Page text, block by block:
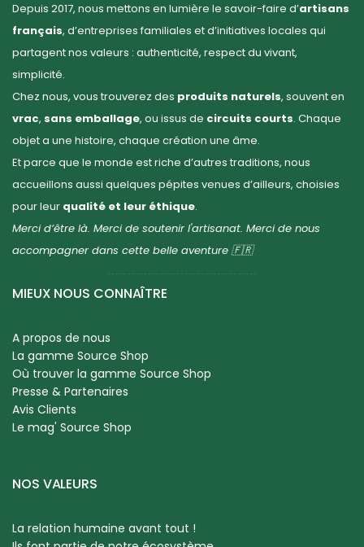
Depuis 2017, nous mettons en lumière le savoir-faire d’artisans
français, d’entreprises familiales et d’initiatives locales qui
partagent nos valeurs : authenticité, respect du vivant,
simplicité.
Chez nous, vous trouverez des produits naturels, souvent en
vrac, sans emballage, ou issus de circuits courts. Chaque
objet a une histoire, chaque création une âme.
Et parce que le monde est riche d’autres traditions, nous
accueillons aussi quelques pépites venues d’ailleurs, choisies
pour leur qualité et leur éthique.
Merci d’être là. Merci de soutenir l'artisanat. Merci de nous
accompagner dans cette belle aventure 🇫🇷
MIEUX NOUS CONNAÎTRE
A propos de nous
La gamme Source Shop
Où trouver la gamme Source Shop
Presse & Partenaires
Avis Clients
Le mag' Source Shop
NOS VALEURS
La relation humaine avant tout !